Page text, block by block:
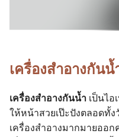
เครื่องสำอางกัน
เครื่องสำอางกันน้ำ เป็นไอ
ให้หน้าสวยเป๊ะปังตลอดทั้ง
เครื่องสำอางมากมายออ